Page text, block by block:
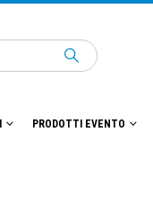
PRODOTTI EVENTO